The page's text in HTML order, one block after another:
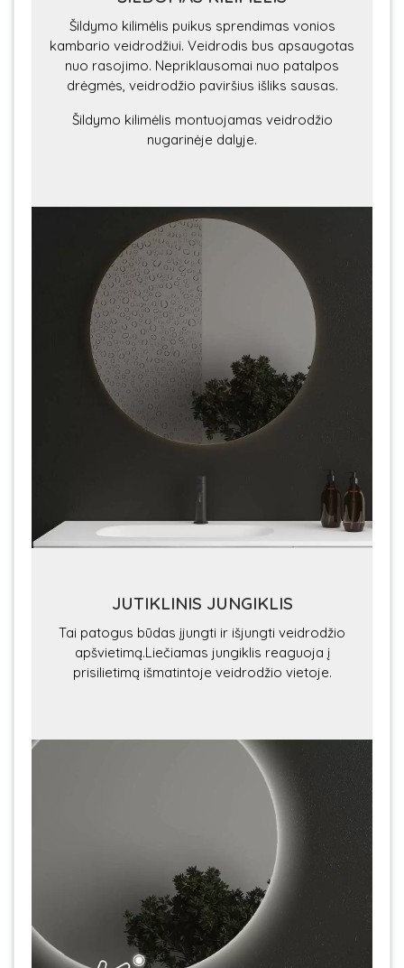
Šildymo kilimėlis puikus sprendimas vonios
kambario veidrodžiui. Veidrodis bus apsaugotas
nuo rasojimo. Nepriklausomai nuo patalpos
drėgmės, veidrodžio paviršius išliks sausas.
Šildymo kilimėlis montuojamas veidrodžio
nugarinėje dalyje.
JUTIKLINIS JUNGIKLIS
Tai patogus būdas įjungti ir išjungti veidrodžio
apšvietimą.Liečiamas jungiklis reaguoja į
prisilietimą išmatintoje veidrodžio vietoje.